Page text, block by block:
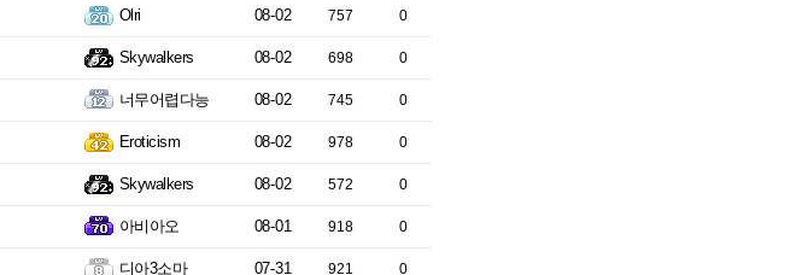
Olri 08-02 757 0
Skywalkers 08-02 698 0
너무어렵다능 08-02 745 0
Eroticism 08-02 978 0
Skywalkers 08-02 572 0
아비아오 08-01 918 0
디아3소마 07-31 921 0